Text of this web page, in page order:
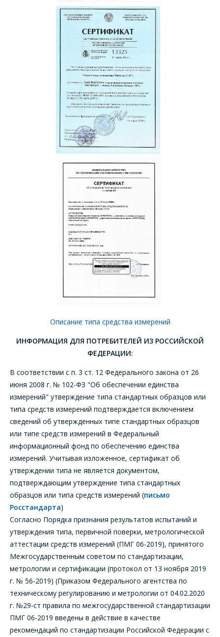
Описание типа средства измерений
ИНФОРМАЦИЯ ДЛЯ ПОТРЕБИТЕЛЕЙ ИЗ РОССИЙСКОЙ
ФЕДЕРАЦИИ:
В соответствии с п. 3 ст. 12 Федерального закона от 26
июня 2008 г. № 102-ФЗ "Об обеспечении единства
измерений" утверждение типа стандартных образцов или
типа средств измерений подтверждается включением
сведений об утвержденных типе стандартных образцов
или типе средств измерений в Федеральный
информационный фонд по обеспечению единства
измерений. Учитывая изложенное, сертификат об
утверждении типа не является документом,
подтверждающим утверждение типа стандартных
образцов или типа средств измерений (письмо
Росстандарта)
Согласно Порядка признания результатов испытаний и
утверждения типа, первичной поверки, метрологической
аттестации средств измерений (ПМГ 06-2019), принятого
Межгосударственным советом по стандартизации,
метрологии и сертификации (протокол от 13 ноября 2019
г. № 56-2019) (Приказом Федерального агентства по
техническому регулированию и метрологии от 04.02.2020
г. №29-ст правила по межгосударственной стандартизации
ПМГ 06-2019 введены в действие в качестве
рекомендаций по стандартизации Российской Федерации с